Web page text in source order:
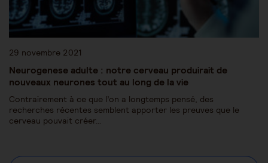
29 novembre 2021
Neurogenese adulte : notre cerveau produirait de
nouveaux neurones tout au long de la vie
Contrairement à ce que l’on a longtemps pensé, des
recherches récentes semblent apporter les preuves que le
cerveau pouvait créer…